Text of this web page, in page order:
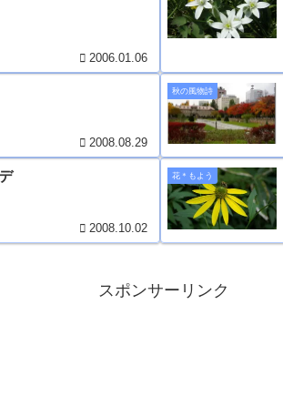
2006.01.06
2008.08.29
秋の風物詩
2008.10.02
花＊もよう
スポンサーリンク